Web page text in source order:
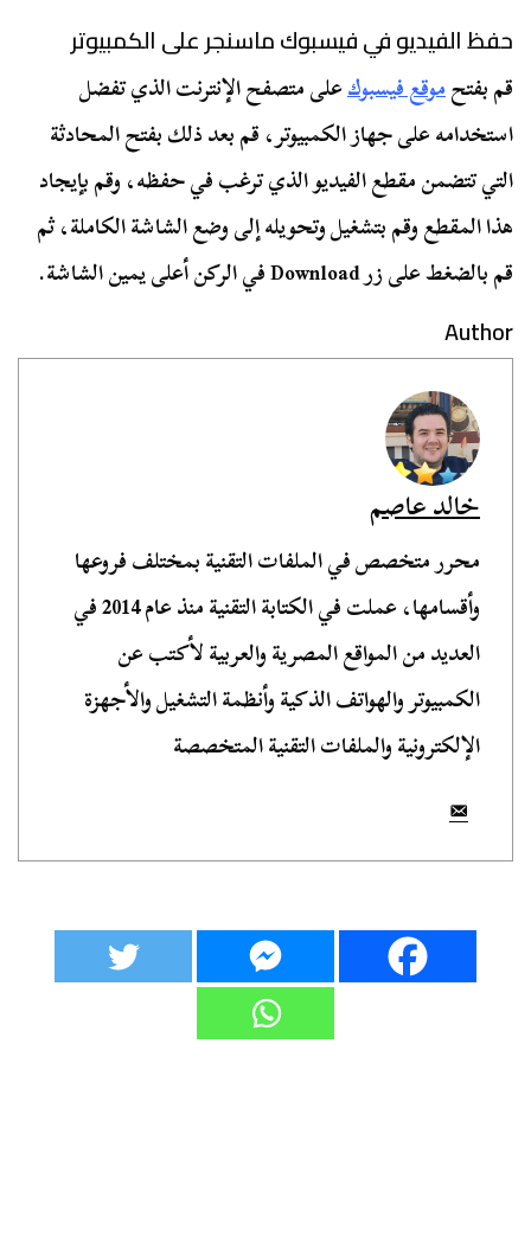
حفظ الفيديو في فيسبوك ماسنجر على الكمبيوتر
قم بفتحموقع فيسبوكعلى متصفح الإنترنت الذي تفضل
استخدامه على جهاز الكمبيوتر، قم بعد ذلك بفتح المحادثة
التي تتضمن مقطع الفيديو الذي ترغب في حفظه، وقم بإيجاد
هذا المقطع وقم بتشغيل وتحويله إلى وضع الشاشة الكاملة، ثم
قم بالضغط على زر Download في الركن أعلى يمين الشاشة.
Author
خالد عاصم
محرر متخصص في الملفات التقنية بمختلف فروعها
وأقسامها، عملت في الكتابة التقنية منذ عام 2014 في
العديد من المواقع المصرية والعربية لأكتب عن
الكمبيوتر والهواتف الذكية وأنظمة التشغيل والأجهزة
الإلكترونية والملفات التقنية المتخصصة